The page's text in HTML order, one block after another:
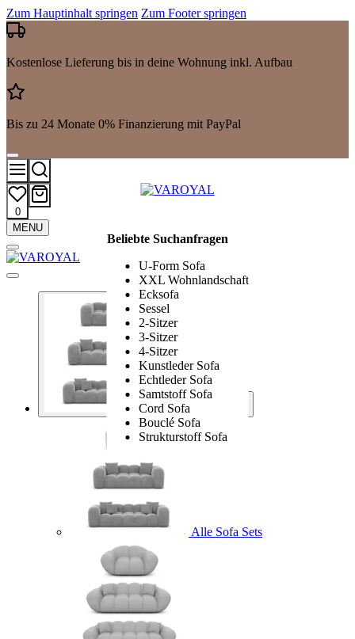
Zum Hauptinhalt springen Zum Footer springen
Kostenlose Lieferung bis in deine Wohnung inkl. Aufbau
Bis zu 24 Monate 0% Finanzierung mit PayPal
0
Beliebte Suchanfragen
U-Form Sofa
XXL Wohnlandschaft
Ecksofa
Sessel
2-Sitzer
3-Sitzer
4-Sitzer
Kunstleder Sofa
Echtleder Sofa
Samtstoff Sofa
Cord Sofa
Bouclé Sofa
Strukturstoff Sofa
Suchergebnisse
MENU
Sofa Sets
Alle Sofa Sets